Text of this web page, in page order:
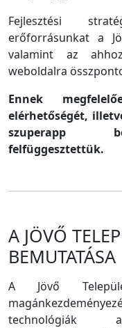
Fejlesztési
erőforrásunkat a
valamint az
weboldalra
Ennek
elérhetőségét,
szuperapp
felfüggesztettük.
A JÖVŐ
BEMUTATÁSA
A Jövő
technológiák